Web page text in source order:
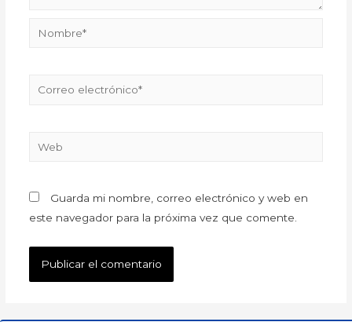
Guarda mi nombre, correo electrónico y web en
este navegador para la próxima vez que comente.